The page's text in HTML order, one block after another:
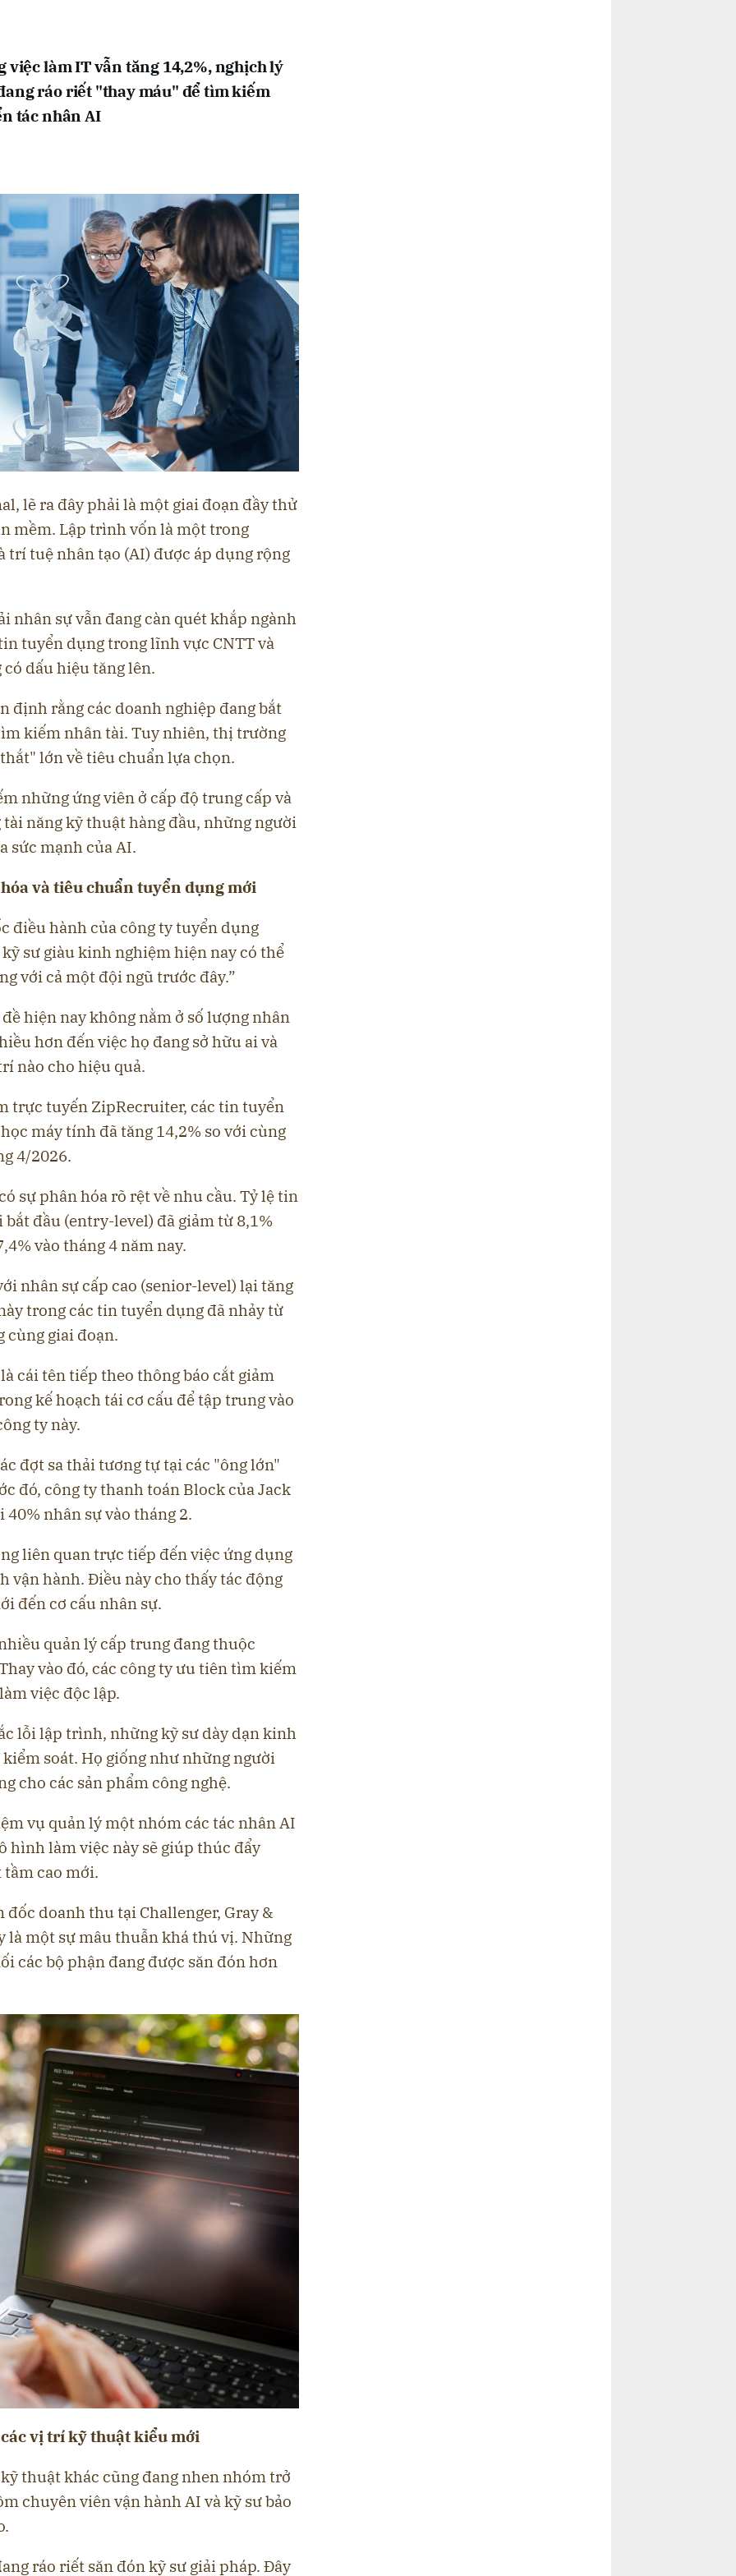
việc làm IT vẫn tăng 14,2%, nghịch lý
ráo riết "thay máu" để tìm kiếm
tác nhân AI
lẽ ra đây phải là một giai đoạn đầy thử
mềm. Lập trình vốn là một trong
tuệ nhân tạo (AI) được áp dụng rộng
nhân sự vẫn đang càn quét khắp ngành
tuyển dụng trong lĩnh vực CNTT và
dấu hiệu tăng lên.
định rằng các doanh nghiệp đang bắt
kiếm nhân tài. Tuy nhiên, thị trường
lớn về tiêu chuẩn lựa chọn.
những ứng viên ở cấp độ trung cấp và
năng kỹ thuật hàng đầu, những người
sức mạnh của AI.
và tiêu chuẩn tuyển dụng mới
điều hành của công ty tuyển dụng
sư giàu kinh nghiệm hiện nay có thể
với cả một đội ngũ trước đây.”
hiện nay không nằm ở số lượng nhân
hơn đến việc họ đang sở hữu ai và
nào cho hiệu quả.
trực tuyến ZipRecruiter, các tin tuyển
máy tính đã tăng 14,2% so với cùng
4/2026.
sự phân hóa rõ rệt về nhu cầu. Tỷ lệ tin
đầu (entry-level) đã giảm từ 8,1%
vào tháng 4 năm nay.
nhân sự cấp cao (senior-level) lại tăng
trong các tin tuyển dụng đã nhảy từ
cùng giai đoạn.
cái tên tiếp theo thông báo cắt giảm
kế hoạch tái cơ cấu để tập trung vào
ty này.
đợt sa thải tương tự tại các "ông lớn"
đó, công ty thanh toán Block của Jack
nhân sự vào tháng 2.
liên quan trực tiếp đến việc ứng dụng
vận hành. Điều này cho thấy tác động
đến cơ cấu nhân sự.
quản lý cấp trung đang thuộc
vào đó, các công ty ưu tiên tìm kiếm
việc độc lập.
lỗi lập trình, những kỹ sư dày dạn kinh
soát. Họ giống như những người
cho các sản phẩm công nghệ.
vụ quản lý một nhóm các tác nhân AI
hình làm việc này sẽ giúp thúc đẩy
cao mới.
đốc doanh thu tại Challenger, Gray &
là một sự mâu thuẫn khá thú vị. Những
các bộ phận đang được săn đón hơn
vị trí kỹ thuật kiểu mới
thuật khác cũng đang nhen nhóm trở
chuyên viên vận hành AI và kỹ sư bảo
ráo riết săn đón kỹ sư giải pháp. Đây